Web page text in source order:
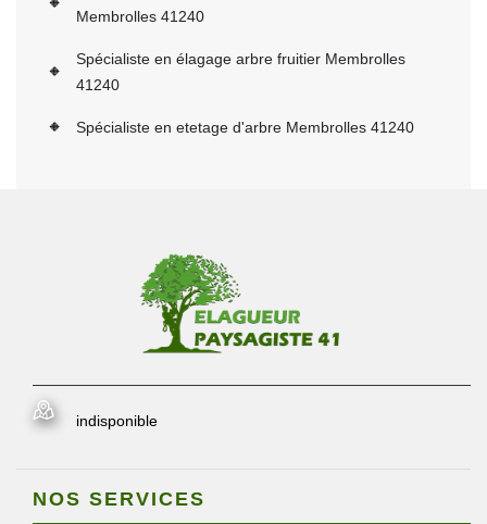
Membrolles 41240
Spécialiste en élagage arbre fruitier Membrolles
41240
Spécialiste en etetage d'arbre Membrolles 41240
indisponible
NOS SERVICES